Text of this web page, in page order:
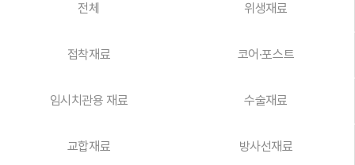
전체 위생재료
접착재료 코어·포스트
임시치관용 재료 수술재료
교합재료 방사선재료